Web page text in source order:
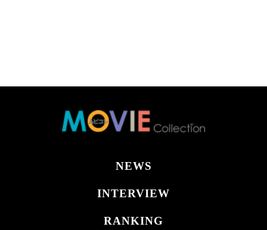
NEWS
INTERVIEW
RANKING